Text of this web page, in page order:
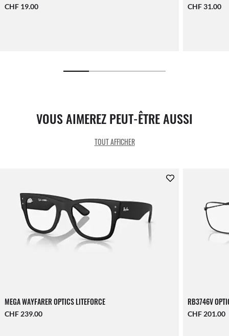
CHF 19.00 CHF 31.00
VOUS AIMEREZ PEUT-ÊTRE AUSSI
TOUT AFFICHER
MEGA WAYFARER OPTICS LITEFORCE
CHF 239.00
RB3746V
CHF 201.00